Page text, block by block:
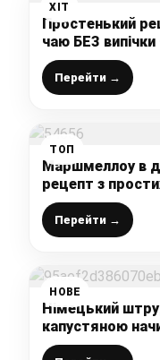
ХІТ
Простенький
чаю БЕЗ
потрібно
Перейти →
ТОП
Маршмеллоу в
рецепт з
будуть у
Перейти →
НОВЕ
Німецький
капустяною
точно не